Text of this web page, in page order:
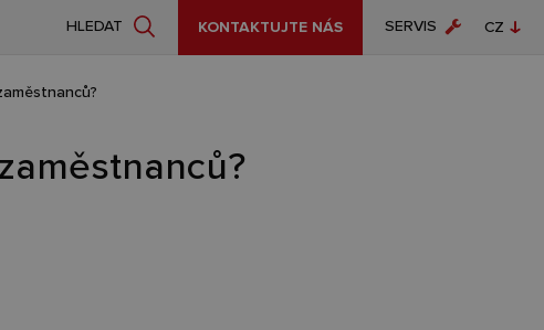
HLEDAT KONTAKTUJTE NÁS SERVIS CZ